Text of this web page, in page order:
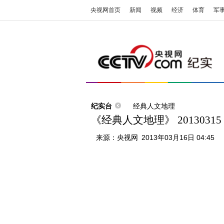
央视网首页 新闻 视频 经济 体育 军
纪实台 经典人文地理
《经典人文地理》
来源： 央视网 2013年03月16日 04:45